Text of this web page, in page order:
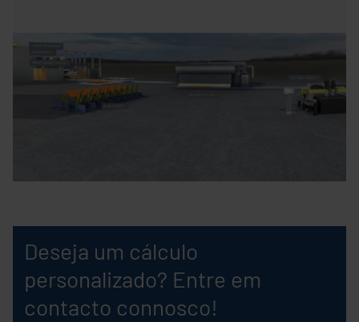
Deseja um cálculo
personalizado? Entre em
contacto connosco!